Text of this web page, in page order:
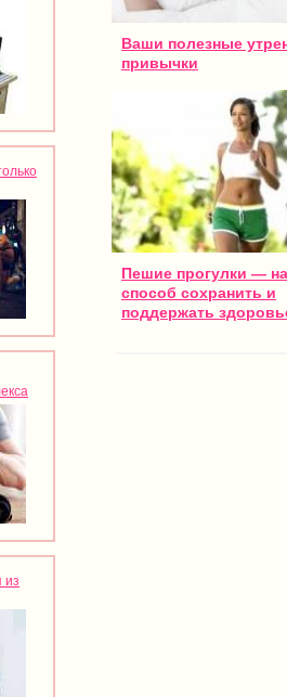
из
Ваши полезные
привычки
Пешие прогулки —
способ сохранить и
поддержать